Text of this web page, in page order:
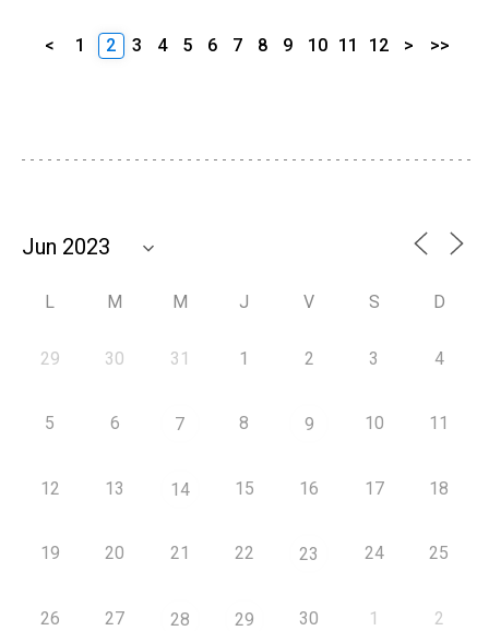
< 1 2 3 4 5 6 7 8 9 10 11 12 > >>
L M M J V S D
29 30 31 1 2 3 4
5 6 7 8 9 10 11
12 13 14 15 16 17 18
19 20 21 22 23 24 25
26 27 28 29 30 1 2